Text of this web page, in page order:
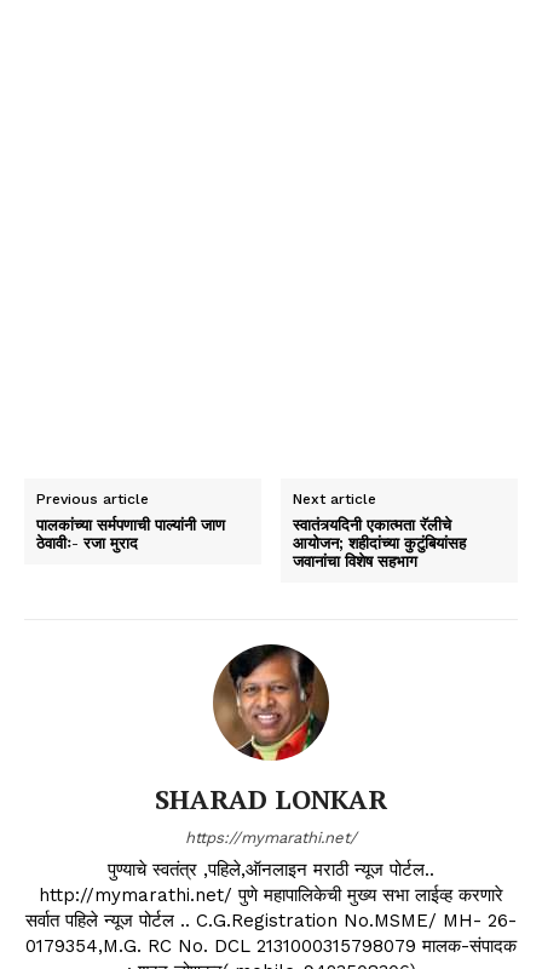
Previous article
पालकांच्या सर्मपणाची पाल्यांनी जाण
ठेवावीः- रजा मुराद
Next article
स्वातंत्र्यदिनी एकात्मता रॅलीचे
आयोजन; शहीदांच्या कुटुंबियांसह
जवानांचा विशेष सहभाग
SHARAD LONKAR
https://mymarathi.net/
पुण्याचे स्वतंत्र ,पहिले,ऑनलाइन मराठी न्यूज पोर्टल..
http://mymarathi.net/ पुणे महापालिकेची मुख्य सभा लाईव्ह करणारे
सर्वात पहिले न्यूज पोर्टल .. C.G.Registration No.MSME/ MH- 26-
0179354,M.G. RC No. DCL 2131000315798079 मालक-संपादक